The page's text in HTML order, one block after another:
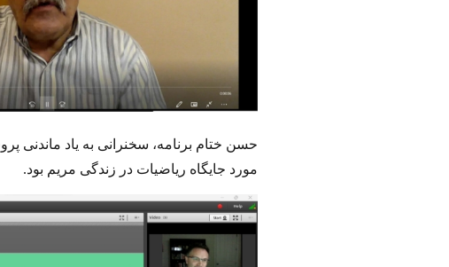
حسن ختام برنامه، سخنرانی به یاد ماندنی
مورد جایگاه ریاضیات در زندگی مریم بود.